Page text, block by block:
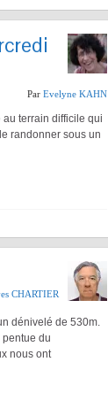
Par Evelyne KAHN
terrain difficile qui
randonner sous un
CHARTIER
dénivelé de 530m.
du
nous ont